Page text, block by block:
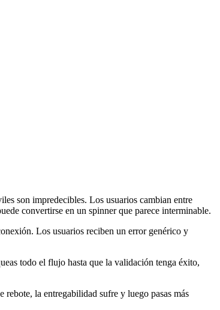
son impredecibles. Los usuarios cambian entre
convertirse en un spinner que parece interminable.
Los usuarios reciben un error genérico y
todo el flujo hasta que la validación tenga éxito,
rebote, la entregabilidad sufre y luego pasas más